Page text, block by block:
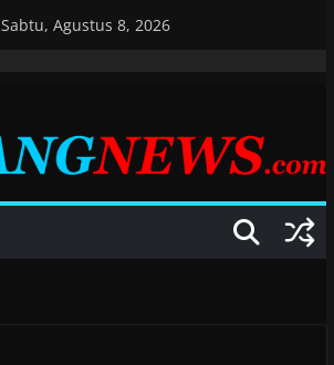
Sabtu, Agustus 8, 2026